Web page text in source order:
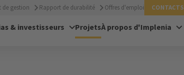
de gestion Rapport de durabilité Offres d'emploi CONTACTS
& investisseurs ProjetsÀ propos d'Implenia